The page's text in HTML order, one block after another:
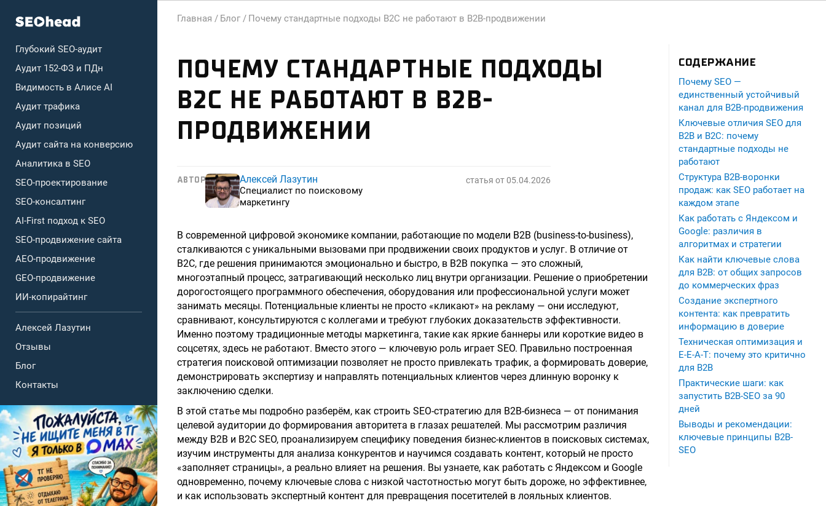
Глубокий SEO-аудит
Аудит 152-ФЗ и ПДн
Видимость в Алисе AI
Аудит трафика
Аудит позиций
Аудит сайта на конверсию
Аналитика в SEO
SEO-проектирование
SEO-консалтинг
AI-First подход к SEO
SEO-продвижение сайта
AEO-продвижение
GEO-продвижение
ИИ-копирайтинг
Алексей Лазутин
Отзывы
Блог
Контакты
Главная / Блог / Почему стандартные подходы B2C не работают в B2B-продвижении
ПОЧЕМУ СТАНДАРТНЫЕ ПОДХОДЫ
B2C НЕ РАБОТАЮТ В B2B-
ПРОДВИЖЕНИИ
АВТОР статья от05.04.2026
Алексей Лазутин
Специалист по поисковому
маркетингу
В современной цифровой экономике компании, работающие по модели B2B (business-to-business),
сталкиваются с уникальными вызовами при продвижении своих продуктов и услуг. В отличие от
B2C, где решения принимаются эмоционально и быстро, в B2B покупка — это сложный,
многоэтапный процесс, затрагивающий несколько лиц внутри организации. Решение о приобретении
дорогостоящего программного обеспечения, оборудования или профессиональной услуги может
занимать месяцы. Потенциальные клиенты не просто «кликают» на рекламу — они исследуют,
сравнивают, консультируются с коллегами и требуют глубоких доказательств эффективности.
Именно поэтому традиционные методы маркетинга, такие как яркие баннеры или короткие видео в
соцсетях, здесь не работают. Вместо этого — ключевую роль играет SEO. Правильно построенная
стратегия поисковой оптимизации позволяет не просто привлекать трафик, а формировать доверие,
демонстрировать экспертизу и направлять потенциальных клиентов через длинную воронку к
заключению сделки.
В этой статье мы подробно разберём, как строить SEO-стратегию для B2B-бизнеса — от понимания
целевой аудитории до формирования авторитета в глазах решателей. Мы рассмотрим различия
между B2B и B2C SEO, проанализируем специфику поведения бизнес-клиентов в поисковых системах,
изучим инструменты для анализа конкурентов и научимся создавать контент, который не просто
«заполняет страницы», а реально влияет на решения. Вы узнаете, как работать с Яндексом и Google
одновременно, почему ключевые слова с низкой частотностью могут быть дороже, но эффективнее,
и как использовать экспертный контент для превращения посетителей в лояльных клиентов.
СОДЕРЖАНИЕ
Почему SEO —
единственный устойчивый
канал для B2B-продвижения
Ключевые отличия SEO для
B2B и B2C: почему
стандартные подходы не
работают
Структура B2B-воронки
продаж: как SEO работает на
каждом этапе
Как работать с Яндексом и
Google: различия в
алгоритмах и стратегии
Как найти ключевые слова
для B2B: от общих запросов
до коммерческих фраз
Создание экспертного
контента: как превратить
информацию в доверие
Техническая оптимизация и
E-E-A-T: почему это критично
для B2B
Практические шаги: как
запустить B2B-SEO за 90
дней
Выводы и рекомендации:
ключевые принципы B2B-
SEO